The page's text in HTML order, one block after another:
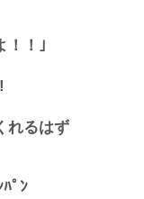
！！｣
れるはず
ﾟﾝ